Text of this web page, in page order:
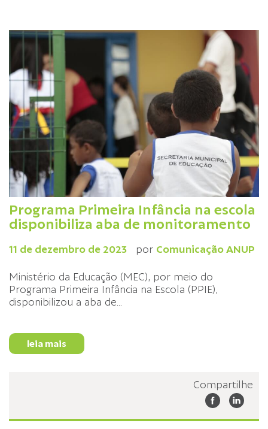
Programa Primeira Infância na escola
disponibiliza aba de monitoramento
11 de dezembro de 2023 por Comunicação ANUP
Ministério da Educação (MEC), por meio do
Programa Primeira Infância na Escola (PPIE),
disponibilizou a aba de...
leia mais
Compartilhe